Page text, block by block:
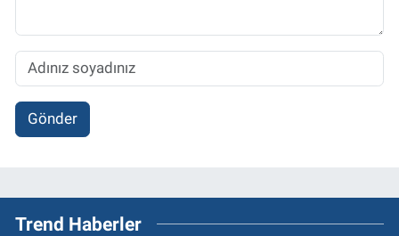
Gönder
Trend Haberler